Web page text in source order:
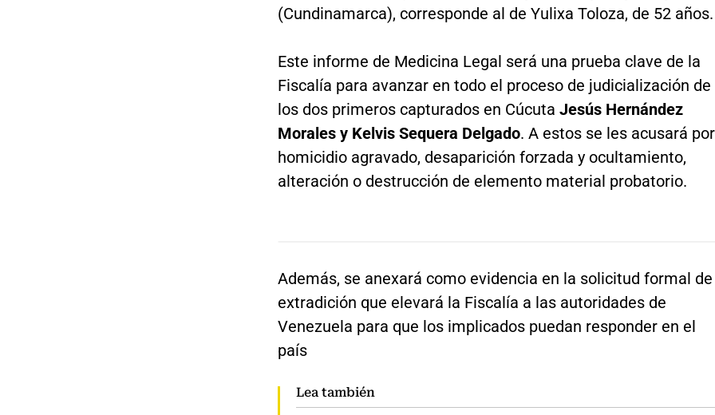
(Cundinamarca), corresponde al de Yulixa Toloza, de 52 años.
Este informe de Medicina Legal será una prueba clave de la
Fiscalía para avanzar en todo el proceso de judicialización de
los dos primeros capturados en Cúcuta Jesús Hernández
Morales y Kelvis Sequera Delgado. A estos se les acusará por
homicidio agravado, desaparición forzada y ocultamiento,
alteración o destrucción de elemento material probatorio.
Además, se anexará como evidencia en la solicitud formal de
extradición que elevará la Fiscalía a las autoridades de
Venezuela para que los implicados puedan responder en el
país
Lea también